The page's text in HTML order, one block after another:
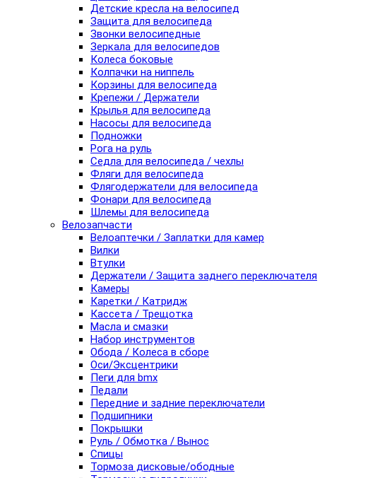
Детские кресла на велосипед
Защита для велосипеда
Звонки велосипедные
Зеркала для велосипедов
Колеса боковые
Колпачки на ниппель
Корзины для велосипеда
Крепежи / Держатели
Крылья для велосипеда
Насосы для велосипеда
Подножки
Рога на руль
Седла для велосипеда / чехлы
Фляги для велосипеда
Флягодержатели для велосипеда
Фонари для велосипеда
Шлемы для велосипеда
Велозапчасти
Велоаптечки / Заплатки для камер
Вилки
Втулки
Держатели / Защита заднего переключателя
Камеры
Каретки / Катридж
Кассета / Трещотка
Масла и смазки
Набор инструментов
Обода / Колеса в сборе
Оси/Эксцентрики
Пеги для bmx
Педали
Передние и задние переключатели
Подшипники
Покрышки
Руль / Обмотка / Вынос
Спицы
Тормоза дисковые/ободные